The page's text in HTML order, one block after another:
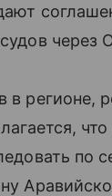
через
регионе,
по